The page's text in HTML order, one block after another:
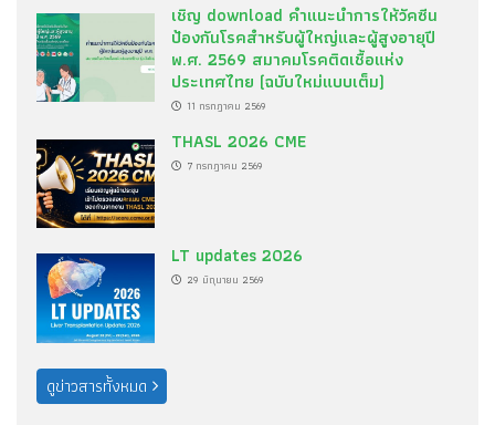
เชิญ download คำแนะนำการให้วัคซีน
ป้องกันโรคสำหรับผู้ใหญ่และผู้สูงอายุปี
พ.ศ. 2569 สมาคมโรคติดเชื้อแห่ง
ประเทศไทย (ฉบับใหม่แบบเต็ม)
11 กรกฎาคม 2569
THASL 2026 CME
7 กรกฎาคม 2569
LT updates 2026
29 มิถุนายน 2569
ดูข่าวสารทั้งหมด